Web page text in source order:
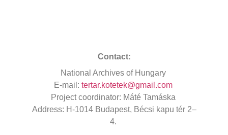
Contact:
National Archivesof Hungary
E-mail: tertar.kotetek@gmail.com
Projectcoordinator: Máté Tamáska
Address: H-1014 Budapest, Bécsi kapu tér 2–
4.